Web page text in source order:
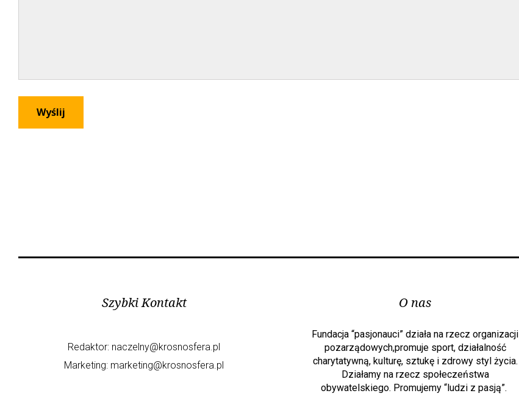
Szybki Kontakt
Redaktor: naczelny@krosnosfera.pl
Marketing: marketing@krosnosfera.pl
O nas
Fundacja “pasjonauci” działa na rzecz organizacji
pozarządowych,promuje sport, działalność
charytatywną, kulturę, sztukę i zdrowy styl życia.
Działamy na rzecz społeczeństwa
obywatelskiego. Promujemy “ludzi z pasją”.